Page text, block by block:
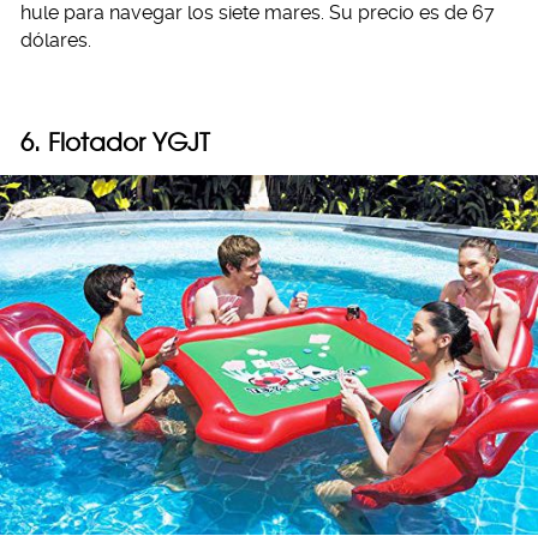
hule para navegar los siete mares. Su precio es de 67
dólares.
6. Flotador YGJT